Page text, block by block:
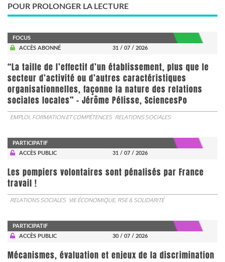
POUR PROLONGER LA LECTURE
FOCUS
ACCÈS ABONNÉ
31 / 07 / 2026
“La taille de l’effectif d’un établissement, plus que le
secteur d’activité ou d’autres caractéristiques
organisationnelles, façonne la nature des relations
sociales locales” - Jérôme Pélisse, SciencesPo
EMPLOI, FORMATION ET COMPÉTENCES RELATIONS SOCIALES
PARTICIPATIF
ACCÈS PUBLIC
31 / 07 / 2026
Les pompiers volontaires sont pénalisés par France
travail !
RELATIONS SOCIALES VIE ÉCONOMIQUE, RSE & SOLIDARITÉ
PARTICIPATIF
ACCÈS PUBLIC
30 / 07 / 2026
Mécanismes, évaluation et enjeux de la discrimination